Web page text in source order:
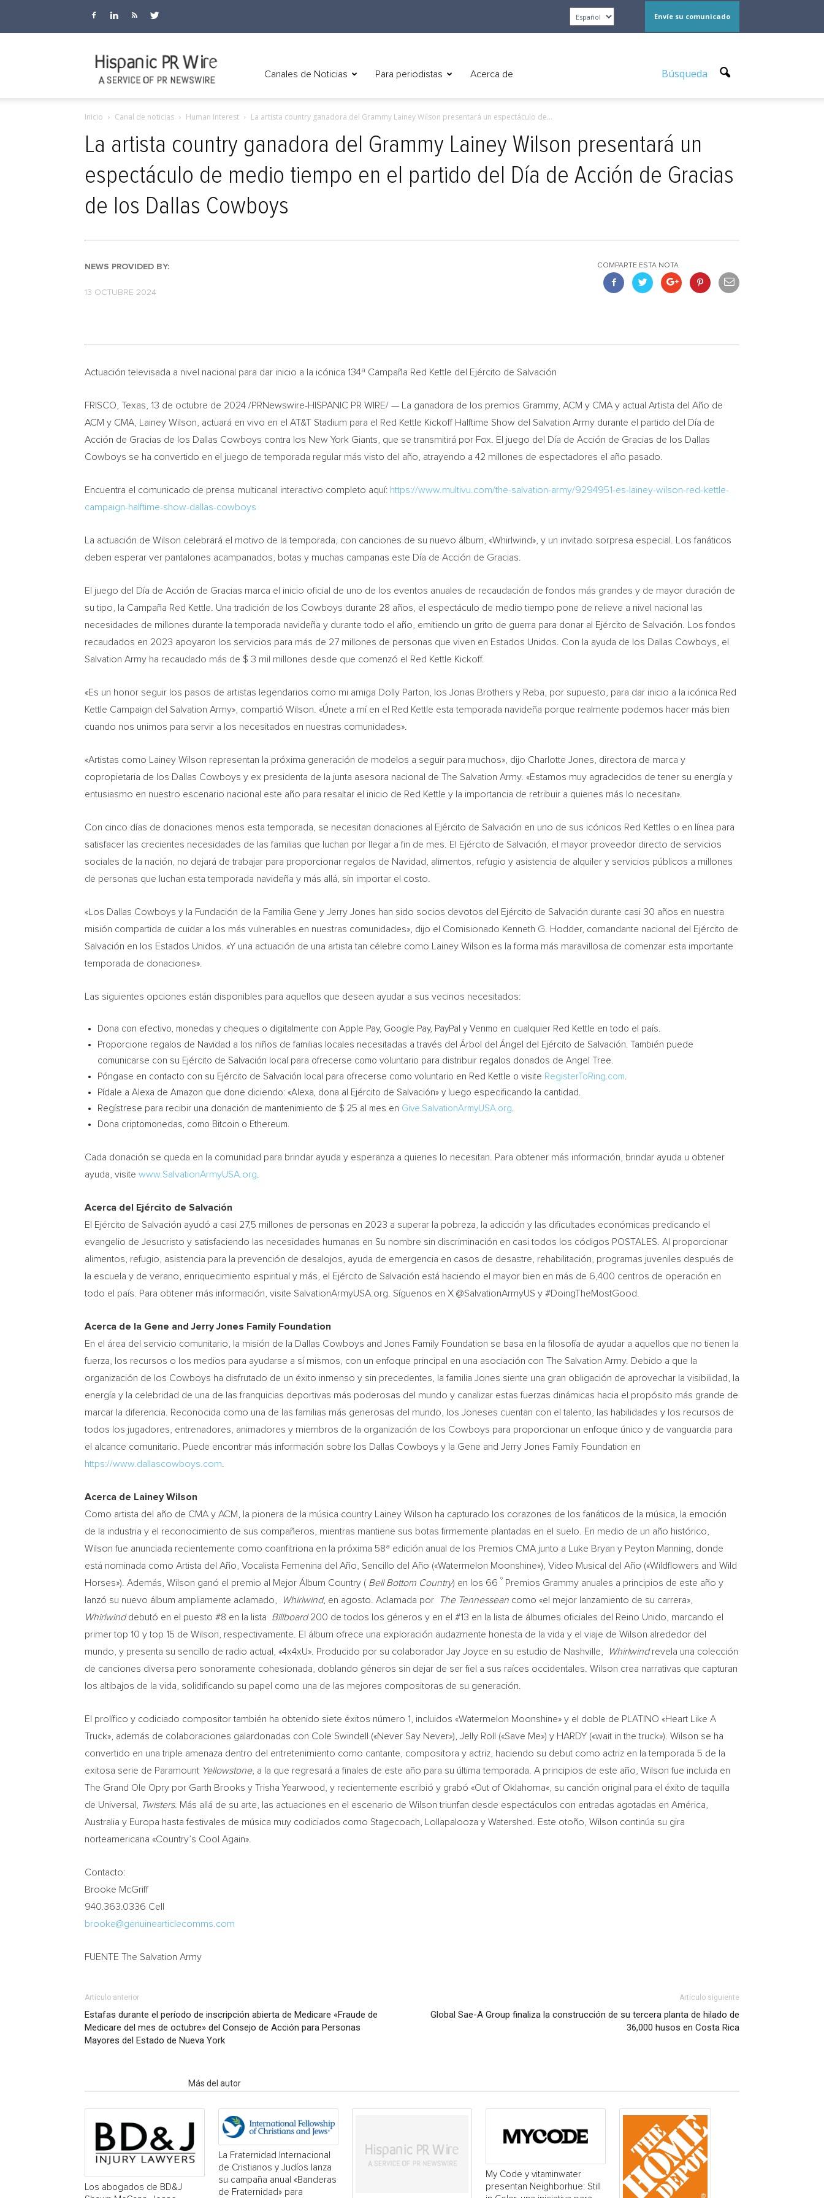
Envíe su comunicado
Canales de Noticias Para periodistas Acerca de Búsqueda
Inicio Canal de noticias Human Interest La artista country ganadora del Grammy Lainey Wilson presentará un espectáculo de...
La artista country ganadora del Grammy Lainey Wilson presentará un
espectáculo de medio tiempo en el partido del Día de Acción de Gracias
de los Dallas Cowboys
NEWS PROVIDED BY:
13 OCTUBRE 2024
COMPARTE ESTA NOTA
Actuación televisada a nivel nacional para dar inicio a la icónica 134ª Campaña Red Kettle del Ejército de Salvación
FRISCO, Texas 13 de octubre de 2024 /PRNewswire-HISPANIC PR WIRE/ — La ganadora de los premios Grammy, ACM y CMA y actual Artista del Año de
ACM y CMA,
Lainey Wilson , actuará en vivo en el AT&T Stadium para el Red Kettle Kickoff Halftime Show del Salvation Army durante el partido del Día de
Acción de Gracias de los Dallas Cowboys contra los New York Giants, que se transmitirá por Fox. El juego del Día de Acción de Gracias de los Dallas
Cowboys se ha convertido en el juego de temporada regular más visto del año, atrayendo a 42 millones de espectadores el año pasado.
Encuentra el comunicado de prensa multicanal interactivo completo aquí: https://www.multivu.com/the-salvation-army/9294951-es-lainey-wilson-red-kettle-
campaign-halftime-show-dallas-cowboys
La actuación de Wilson celebrará el motivo de la temporada, con canciones de su nuevo álbum, «Whirlwind», y un invitado sorpresa especial. Los fanáticos
deben esperar ver pantalones acampanados, botas y muchas campanas este Día de Acción de Gracias.
El juego del Día de Acción de Gracias marca el inicio oficial de uno de los eventos anuales de recaudación de fondos más grandes y de mayor duración de
su tipo, la Campaña Red Kettle . Una tradición de los Cowboys durante 28 años, el espectáculo de medio tiempo pone de relieve a nivel nacional las
necesidades de millones durante la temporada navideña y durante todo el año, emitiendo un grito de guerra para donar al Ejército de Salvación. Los fondos
recaudados en 2023 apoyaron los servicios para más de 27 millones de personas que viven en Estados Unidos. Con la ayuda de los Dallas Cowboys, el
Salvation Army ha recaudado más de $ 3 mil millones desde que comenzó el Red Kettle Kickoff.
«Es un honor seguir los pasos de artistas legendarios como mi amiga Dolly Parton , los Jonas Brothers y Reba, por supuesto, para dar inicio a la icónica Red
Kettle Campaign del Salvation Army», compartió Wilson. «Únete a mí en el
Red Kettle esta temporada navideña porque realmente podemos hacer más bien
cuando nos unimos para servir a los necesitados en nuestras comunidades».
«Artistas como Lainey Wilson representan la próxima generación de modelos a seguir para muchos», dijo Charlotte Jones , directora de marca y
copropietaria de los Dallas Cowboys y ex presidenta de la junta asesora nacional de The Salvation Army. «Estamos muy agradecidos de tener su energía y
entusiasmo en nuestro escenario nacional este año para resaltar el inicio de Red Kettle y la importancia de retribuir a quienes más lo necesitan».
Con cinco días de donaciones menos esta temporada, se necesitan donaciones al Ejército de Salvación en uno de sus icónicos Red Kettles o en línea para
satisfacer las crecientes necesidades de las familias que luchan por llegar a fin de mes. El Ejército de Salvación, el mayor proveedor directo de servicios
sociales de la nación, no dejará de trabajar para proporcionar regalos de Navidad, alimentos, refugio y asistencia de alquiler y servicios públicos a millones
de personas que luchan esta temporada navideña y más allá, sin importar el costo.
«Los Dallas Cowboys y la Fundación de la Familia Gene y Jerry Jones han sido socios devotos del Ejército de Salvación durante casi 30 años en nuestra
misión compartida de cuidar a los más vulnerables en nuestras comunidades», dijo el Comisionado Kenneth G. Hodder, comandante nacional del Ejército de
Salvación en los Estados Unidos. «Y una actuación de una artista tan célebre como
Lainey Wilson es la forma más maravillosa de comenzar esta importante
temporada de donaciones».
Las siguientes opciones están disponibles para aquellos que deseen ayudar a sus vecinos necesitados:
Dona con efectivo, monedas y cheques o digitalmente con Apple Pay, Google Pay, PayPal y Venmo en cualquier Red Kettle en todo el país.
Proporcione regalos de Navidad a los niños de familias locales necesitadas a través del Árbol del Ángel del Ejército de Salvación. También puede
comunicarse con su Ejército de Salvación local para ofrecerse como voluntario para distribuir regalos donados de Angel Tree.
Póngase en contacto con su Ejército de Salvación local para ofrecerse como voluntario en Red Kettle o visite RegisterToRing.com.
Pídale a Alexa de Amazon que done diciendo: «Alexa, dona al Ejército de Salvación» y luego especificando la cantidad.
Regístrese para recibir una donación de mantenimiento de $ 25 al mes en Give.SalvationArmyUSA.org.
Dona criptomonedas, como Bitcoin o Ethereum.
Cada donación se queda en la comunidad para brindar ayuda y esperanza a quienes lo necesitan. Para obtener más información, brindar ayuda u obtener
ayuda, visite www.SalvationArmyUSA.org
Acerca del Ejército de Salvación
El Ejército de Salvación ayudó a casi 27,5 millones de personas en 2023 a superar la pobreza, la adicción y las dificultades económicas predicando el
evangelio de Jesucristo y satisfaciendo las necesidades humanas en Su nombre sin discriminación en casi todos los códigos POSTALES. Al proporcionar
alimentos, refugio, asistencia para la prevención de desalojos, ayuda de emergencia en casos de desastre, rehabilitación, programas juveniles después de
la escuela y de verano, enriquecimiento espiritual y más, el Ejército de Salvación está haciendo el mayor bien en más de 6,400 centros de operación en
todo el país. Para obtener más información, visite SalvationArmyUSA.org. Síguenos en X @SalvationArmyUS y #DoingTheMostGood.
Acerca de la Gene and Jerry Jones Family Foundation
En el área del servicio comunitario, la misión de la Dallas Cowboys and Jones Family Foundation se basa en la filosofía de ayudar a aquellos que no tienen la
fuerza, los recursos o los medios para ayudarse a sí mismos, con un enfoque principal en una asociación con The Salvation Army. Debido a que la
organización de los Cowboys ha disfrutado de un éxito inmenso y sin precedentes, la familia Jones siente una gran obligación de aprovechar la visibilidad, la
energía y la celebridad de una de las franquicias deportivas más poderosas del mundo y canalizar estas fuerzas dinámicas hacia el propósito más grande de
marcar la diferencia. Reconocida como una de las familias más generosas del mundo, los Joneses cuentan con el talento, las habilidades y los recursos de
todos los jugadores, entrenadores, animadores y miembros de la organización de los Cowboys para proporcionar un enfoque único y de vanguardia para
el alcance comunitario. Puede encontrar más información sobre los Dallas Cowboys y la Gene and Jerry Jones Family Foundation en
https://www.dallascowboys.com
Acerca de Lainey Wilson
Como artista del año de CMA y ACM, la pionera de la música country Lainey Wilson ha capturado los corazones de los fanáticos de la música, la emoción
de la industria y el reconocimiento de sus compañeros, mientras mantiene sus botas firmemente plantadas en el suelo. En medio de un año histórico,
Wilson fue anunciada recientemente como coanfitriona en la próxima 58ª edición anual de los Premios CMA junto a
Luke Bryan y Peyton Manning , donde
está nominada como Artista del Año, Vocalista Femenina del Año, Sencillo del Año («Watermelon Moonshine»), Video Musical del Año («Wildflowers and Wild
Horses»). Además, Wilson ganó el premio al Mejor Álbum Country ( Bell Bottom Country) en los 66 º Premios Grammy anuales a principios de este año y
lanzó su nuevo álbum ampliamente aclamado,
Whirlwind, en agosto. Aclamada por The Tennessean como «el mejor lanzamiento de su carrera»,
Whirlwinddebutó en el puesto #8 en la lista Billboard200 de todos los géneros y en el #13 en la lista de álbumes oficiales del Reino Unido, marcando el
primer top 10 y top 15 de Wilson, respectivamente. El álbum ofrece una exploración audazmente honesta de la vida y el viaje de Wilson alrededor del
mundo, y presenta su sencillo de radio actual, «4x4xU». Producido por su colaborador Jay Joyce en su estudio de Nashville, Whirlwindrevela una colección
de canciones diversa pero sonoramente cohesionada, doblando géneros sin dejar de ser fiel a sus raíces occidentales. Wilson crea narrativas que capturan
los altibajos de la vida, solidificando su papel como una de las mejores compositoras de su generación.
El prolífico y codiciado compositor también ha obtenido siete éxitos número 1, incluidos «Watermelon Moonshine» y el doble de PLATINO «Heart Like A
Truck», además de colaboraciones galardonadas con Cole Swindell («Never Say Never»), Jelly Roll («Save Me») y HARDY («wait in the truck»). Wilson se ha
convertido en una triple amenaza dentro del entretenimiento como cantante, compositora y actriz, haciendo su debut como actriz en la temporada 5 de la
exitosa serie de Paramount Yellowstone, a la que regresará a finales de este año para su última temporada. A principios de este año, Wilson fue incluida en
The Grand Ole Opry por Garth Brooks y Trisha Yearwood , y recientemente escribió y grabó «Out of Oklahoma«, su canción original para el éxito de taquilla
de Universal,
Twisters. Más allá de su arte, las actuaciones en el escenario de Wilson triunfan desde espectáculos con entradas agotadas en América,
Australia y Europa hasta festivales de música muy codiciados como Stagecoach, Lollapalooza y Watershed. Este otoño, Wilson continúa su gira
norteamericana «Country’s Cool Again».
Contacto:
Brooke McGriff
940.363.0336 Cell
brooke@genuinearticlecomms.com
FUENTE The Salvation Army
Artículo anterior
Estafas durante el período de inscripción abierta de Medicare «Fraude de
Medicare del mes de octubre» del Consejo de Acción para Personas
Mayores del Estado de Nueva York
Artículo siguiente
Global Sae-A Group finaliza la construcción de su tercera planta de hilado de
36,000 husos en Costa Rica
Más del autor
Los abogados de BD&J
La Fraternidad Internacional
de Cristianos y Judíos lanza
su campaña anual «Banderas
de Fraternidad» para
My Code y vitaminwater
presentan Neighborhue: Still